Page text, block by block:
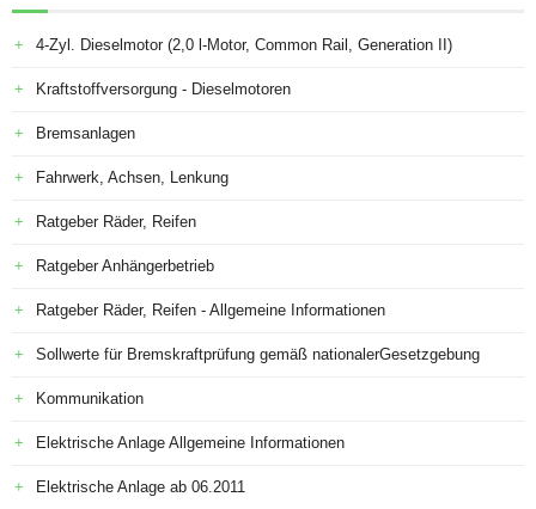
4-Zyl. Dieselmotor (2,0 l-Motor, Common Rail, Generation II)
Kraftstoffversorgung - Dieselmotoren
Bremsanlagen
Fahrwerk, Achsen, Lenkung
Ratgeber Räder, Reifen
Ratgeber Anhängerbetrieb
Ratgeber Räder, Reifen - Allgemeine Informationen
Sollwerte für Bremskraftprüfung gemäß nationalerGesetzgebung
Kommunikation
Elektrische Anlage Allgemeine Informationen
Elektrische Anlage ab 06.2011